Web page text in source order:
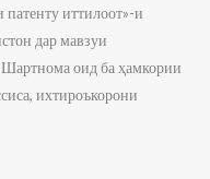
иттилоот»-и
дар мавзуи
оид ба ҳамкории
ихтироъкорони